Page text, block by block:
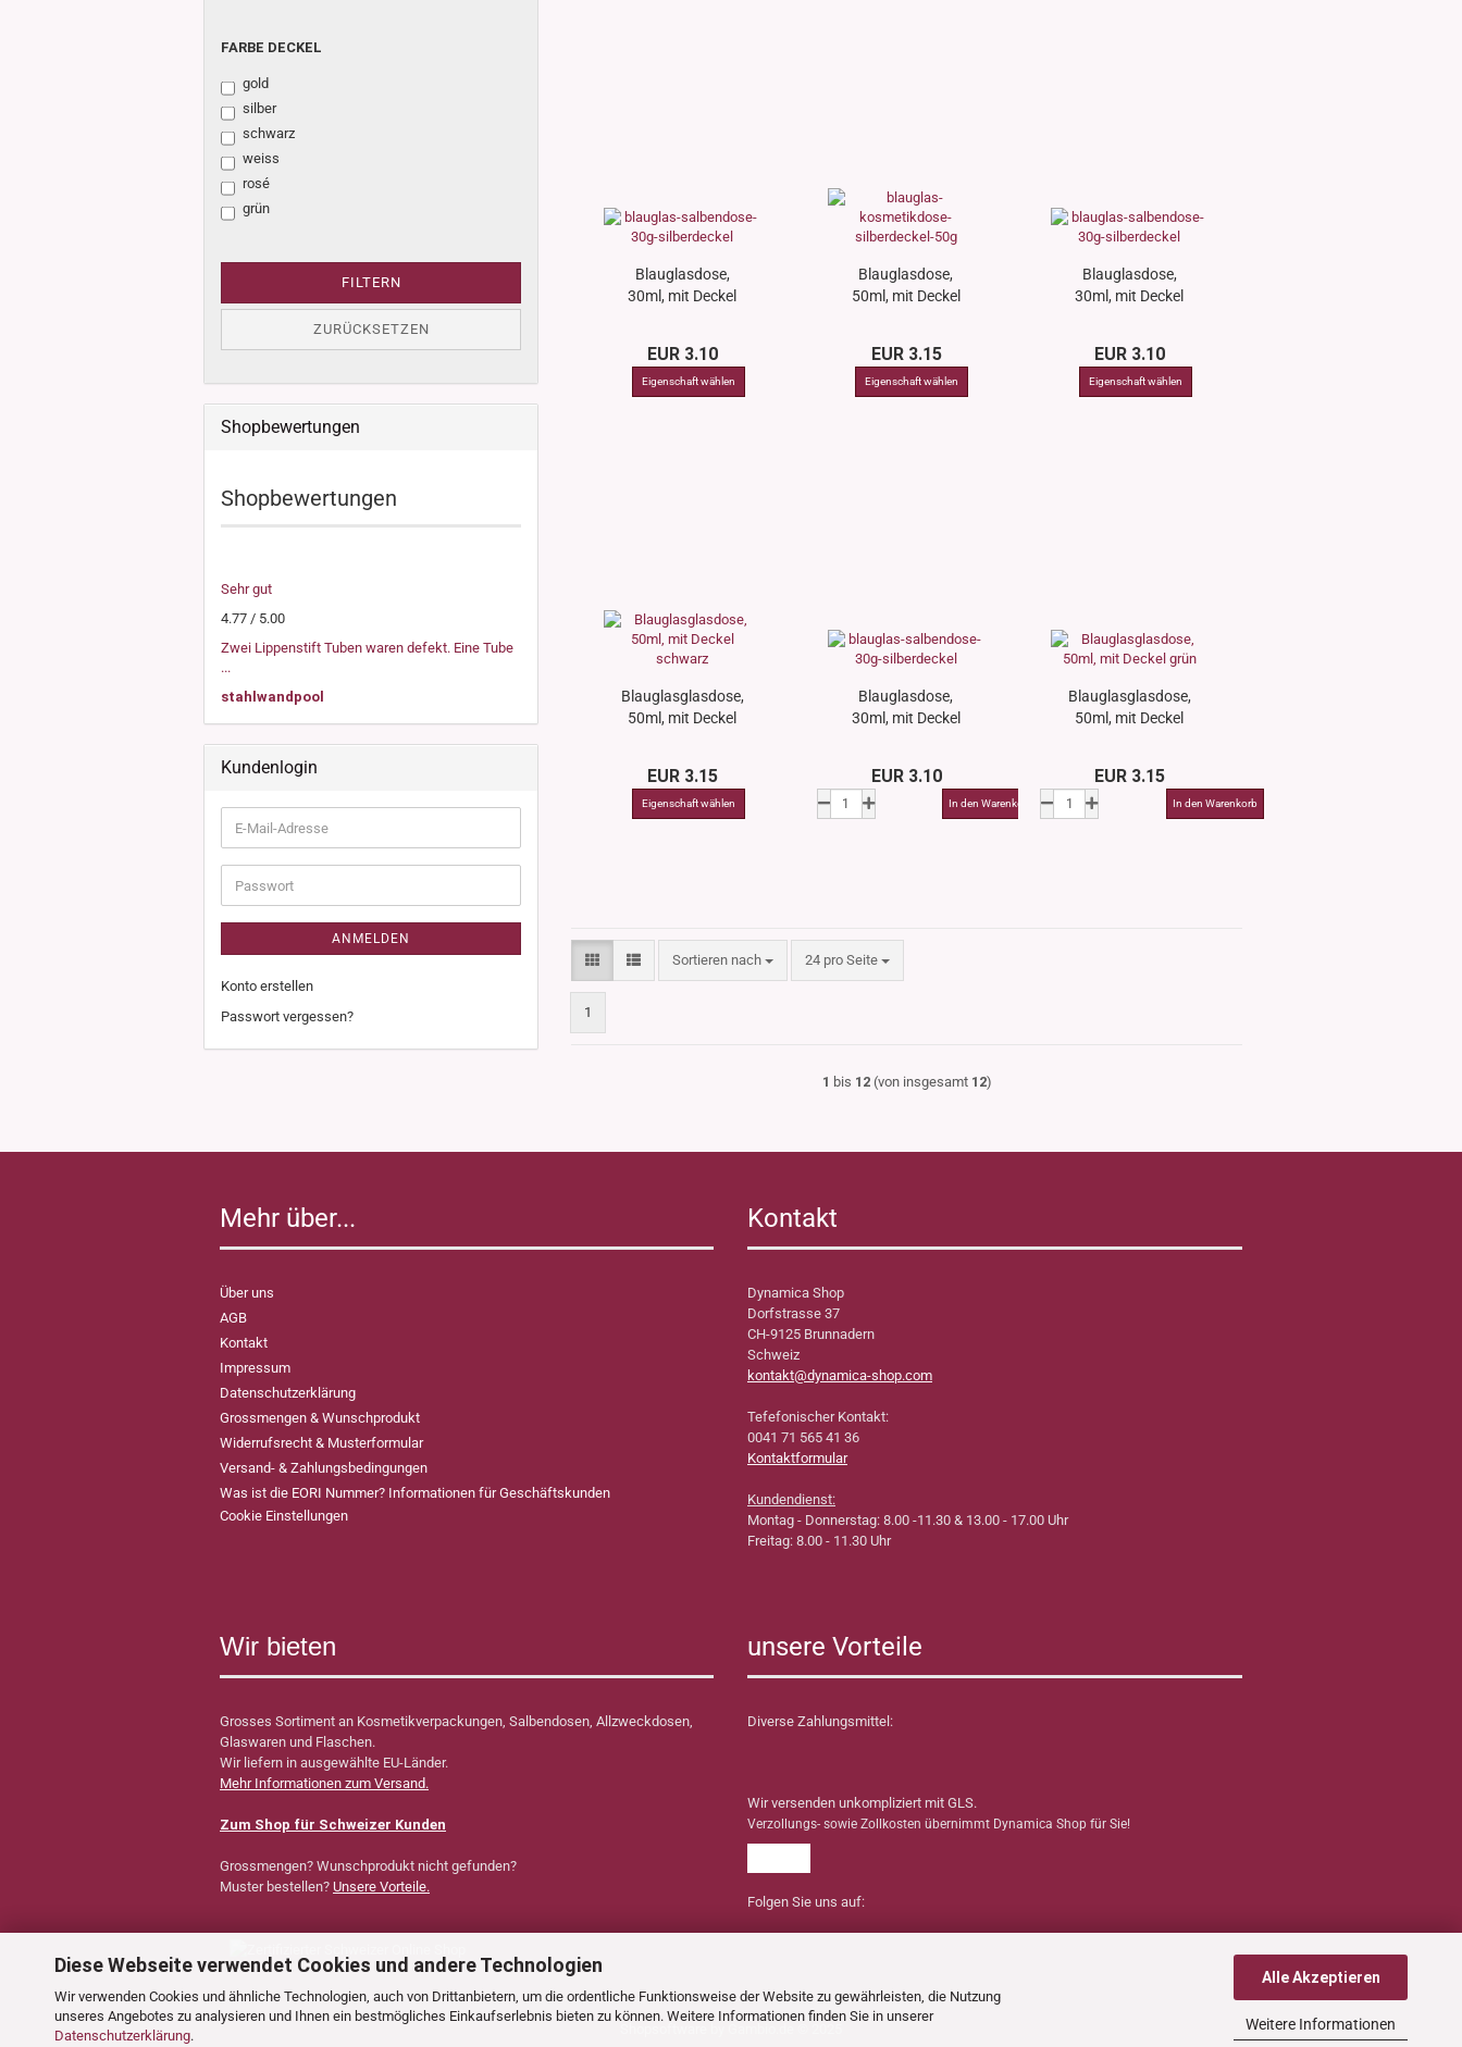
Diese Webseite verwendet Cookies und andere Technologien
Wir verwenden Cookies und ähnliche Technologien, auch von Drittanbietern, um die ordentliche Funktionsweise der Website zu gewährleisten, die Nutzung
unseres Angebotes zu analysieren und Ihnen ein bestmögliches Einkaufserlebnis bieten zu können. Weitere Informationen finden Sie in unserer
Datenschutzerklärung.
Alle Akzeptieren
Weitere Informationen
Blauglasdose,
30ml, mit Deckel
EUR 3.10
Blauglasdose,
50ml, mit Deckel
EUR 3.15
Blauglasdose,
30ml, mit Deckel
EUR 3.10
Blauglasglasdose,
50ml, mit Deckel
EUR 3.15
Blauglasdose,
30ml, mit Deckel
EUR 3.10
Blauglasglasdose,
50ml, mit Deckel
EUR 3.15
Sortieren nach
Sortieren nach 24 pro Seite
pro Seite
1
1 bis 12(von insgesamt 12)
FARBE
FARBE DECKEL
gold
silber
schwarz
weiss
rosé
grün
FILTERN
ZURÜCKSETZEN
Shopbewertungen
Shopbewertungen
Sehr gut
4.77 / 5.00
Zwei Lippenstift Tuben waren defekt. Eine Tube
...
stahlwandpool
Kundenlogin
E-
Mail-
Adresse
Passwort
ANMELDEN
Konto erstellen
Passwort vergessen?
Mehr über...
Über uns
AGB
Kontakt
Impressum
Datenschutzerklärung
Grossmengen & Wunschprodukt
Widerrufsrecht & Musterformular
Versand- & Zahlungsbedingungen
Was ist die EORI Nummer? Informationen für Geschäftskunden
Cookie Einstellungen
Kontakt
Dynamica Shop
Dorfstrasse 37
CH-9125 Brunnadern
Schweiz
kontakt@dynamica-shop.com
Tefefonischer Kontakt:
0041 71 565 41 36
Kontaktformular
Kundendienst:
Montag - Donnerstag: 8.00 -11.30 & 13.00 - 17.00 Uhr
Freitag: 8.00 - 11.30 Uhr
Wir bieten
Grosses Sortiment an Kosmetikverpackungen, Salbendosen, Allzweckdosen,
Glaswaren und Flaschen.
Wir liefern in ausgewählte EU-Länder.
Mehr Informationen zum Versand.
Zum Shop für Schweizer Kunden
Grossmengen? Wunschprodukt nicht gefunden?
Muster bestellen? Unsere Vorteile.
unsere Vorteile
Diverse Zahlungsmittel:
Wir versenden unkompliziert mit GLS.
Verzollungs- sowie Zollkosten übernimmt Dynamica Shop für Sie!
Folgen Sie uns auf: